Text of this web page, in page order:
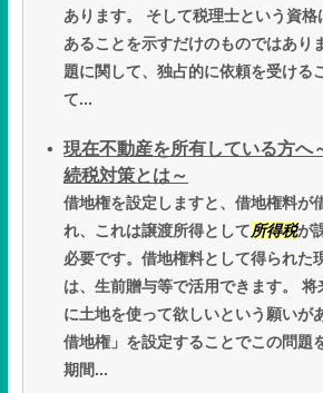
あります。 そして税理士という資
あることを示すだけのものではあり
題に関して、独占的に依頼を受ける
て...
現在不動産を所有している方へ
続税対策とは～
借地権を設定しますと、借地権料が
れ、これは譲渡所得として所得税が
必要です。借地権料として得られた
は、生前贈与等で活用できます。
に土地を使って欲しいという願いが
借地権」を設定することでこの問題
期間...